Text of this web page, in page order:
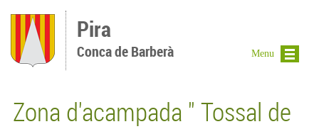
Pira
Conca de Barberà
Zona d'acampada " Tossal de
Menu